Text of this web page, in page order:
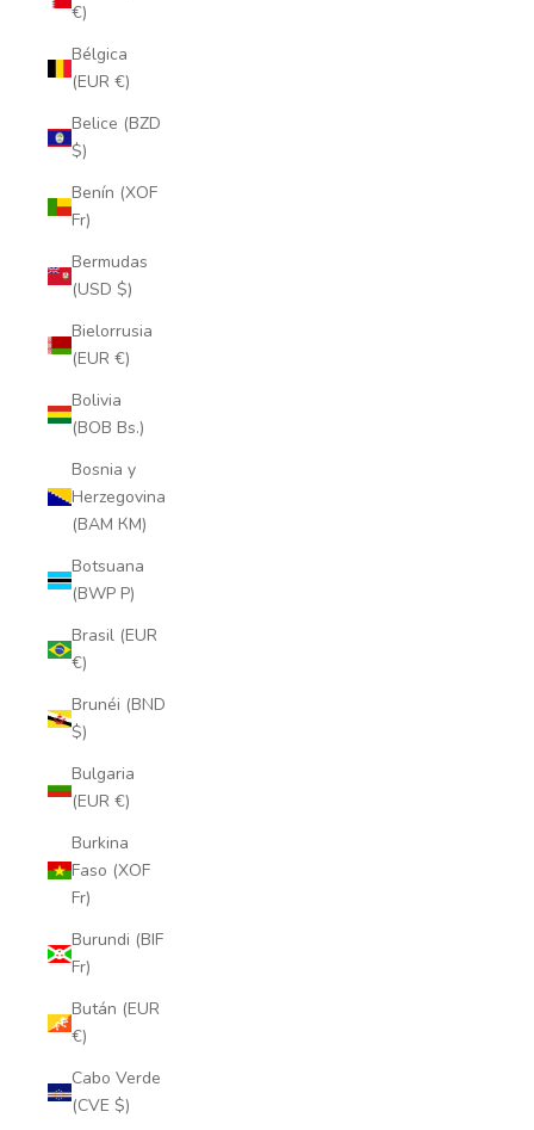
€)
Bélgica
(EUR €)
Belice (BZD
$)
Benín (XOF
Fr)
Bermudas
(USD $)
Bielorrusia
(EUR €)
Bolivia
(BOB Bs.)
Bosnia y
Herzegovina
(BAM КМ)
Botsuana
(BWP P)
Brasil (EUR
€)
Brunéi (BND
$)
Bulgaria
(EUR €)
Burkina
Faso (XOF
Fr)
Burundi (BIF
Fr)
Bután (EUR
€)
Cabo Verde
(CVE $)